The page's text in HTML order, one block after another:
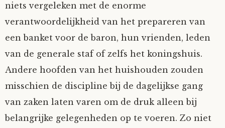
Vrolijke Dondersteen
niets vergeleken met de enorme
verantwoordelijkheid van het prepareren van
een banket voor de baron, hun vrienden, leden
van de generale staf of zelfs het koningshuis.
Andere hoofden van het huishouden zouden
misschien de discipline bij de dagelijkse gang
van zaken laten varen om de druk alleen bij
belangrijke gelegenheden op te voeren. Zo niet